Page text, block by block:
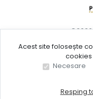
©2026
Site
Acest site folosește
Necesare
Resping